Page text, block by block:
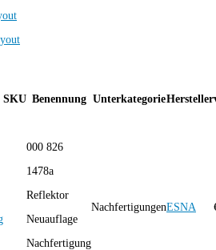
SKU Benennung UnterkategorieHersteller
000 826
1478a
Reflektor
Neuauflage
Nachfertigung
NachfertigungenESNA